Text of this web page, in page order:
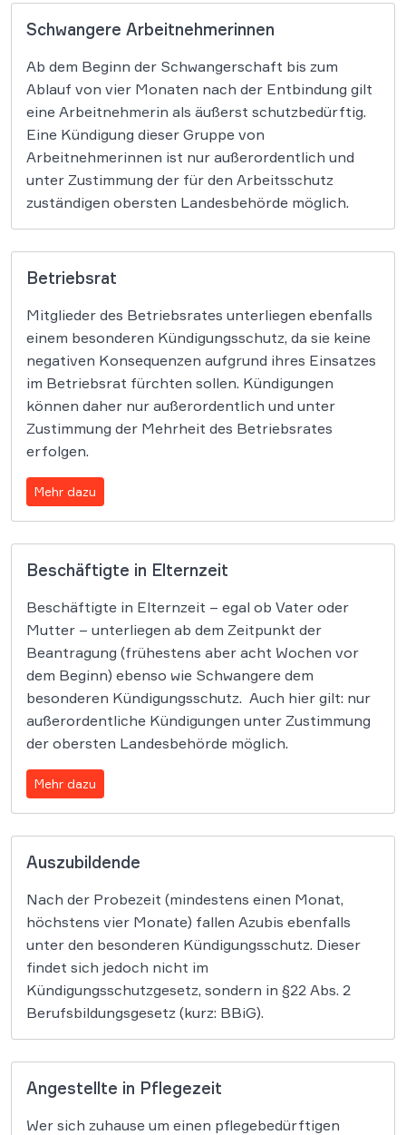
Schwangere Arbeitnehmerinnen
Ab dem Beginn der Schwangerschaft bis zum
Ablauf von vier Monaten nach der Entbindung gilt
eine Arbeitnehmerin als äußerst schutzbedürftig.
Eine Kündigung dieser Gruppe von
Arbeitnehmerinnen ist nur außerordentlich und
unter Zustimmung der für den Arbeitsschutz
zuständigen obersten Landesbehörde möglich.
Betriebsrat
Mitglieder des Betriebsrates unterliegen ebenfalls
einem besonderen Kündigungsschutz, da sie keine
negativen Konsequenzen aufgrund ihres Einsatzes
im Betriebsrat fürchten sollen. Kündigungen
können daher nur außerordentlich und unter
Zustimmung der Mehrheit des Betriebsrates
erfolgen.
Mehr dazu
Beschäftigte in Elternzeit
Beschäftigte in Elternzeit – egal ob Vater oder
Mutter – unterliegen ab dem Zeitpunkt der
Beantragung (frühestens aber acht Wochen vor
dem Beginn) ebenso wie Schwangere dem
besonderen Kündigungsschutz. Auch hier gilt: nur
außerordentliche Kündigungen unter Zustimmung
der obersten Landesbehörde möglich.
Mehr dazu
Auszubildende
Nach der Probezeit (mindestens einen Monat,
höchstens vier Monate) fallen Azubis ebenfalls
unter den besonderen Kündigungsschutz. Dieser
findet sich jedoch nicht im
Kündigungsschutzgesetz, sondern in §22 Abs. 2
Berufsbildungsgesetz (kurz: BBiG).
Angestellte in Pflegezeit
Wer sich zuhause um einen pflegebedürftigen